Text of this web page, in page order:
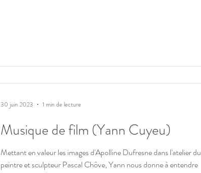
Musique de film (Yann Cuyeu)
Mettant en valeur les images d'Apolline Dufresne dans l'atelier du
peintre et sculpteur Pascal Chôve, Yann nous donne à entendre
30 juin 2023 1 min de lecture